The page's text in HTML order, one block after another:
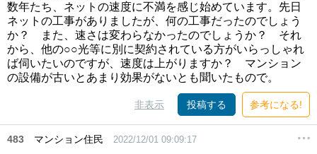
数年たち、ネットの速度に不満を感じ始めています。先日
ネットの工事がありましたが、何の工事だったのでしょう
か？ また、速さは変わらなかったのでしょうか？ それ
から、他の○○光等に別に契約されている方がいらっしゃれ
ば伺いたいのですが、速度は上がりますか？ マンション
の設備が古いとあまり効果がないとも聞いたもので。
非表示 投稿する 参考になる!
483 マンション住民 2022/12/01 09:09:17